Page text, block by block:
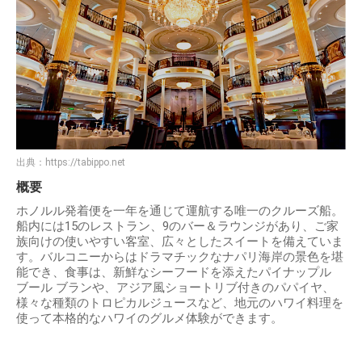
出典： https://tabippo.net
概要
ホノルル発着便を一年を通じて運航する唯一のクルーズ船。
船内には15のレストラン、9のバー＆ラウンジがあり、ご家
族向けの使いやすい客室、広々としたスイートを備えていま
す。バルコニーからはドラマチックなナパリ海岸の景色を堪
能でき、食事は、新鮮なシーフードを添えたパイナップル
ブール ブランや、アジア風ショートリブ付きのパパイヤ、
様々な種類のトロピカルジュースなど、地元のハワイ料理を
使って本格的なハワイのグルメ体験ができます。